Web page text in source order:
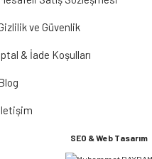
ve Güvenlik
& İade Koşulları
SEO & Web Tasarım